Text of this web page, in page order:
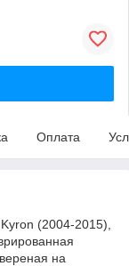
Оплата
(2004-2015),
на